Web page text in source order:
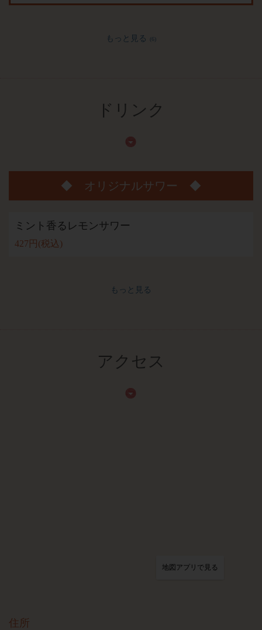
もっと見る (6)
ドリンク
◆ オリジナルサワー ◆
ミント香るレモンサワー
427円 (税込)
もっと見る
アクセス
地図アプリで見る
住所